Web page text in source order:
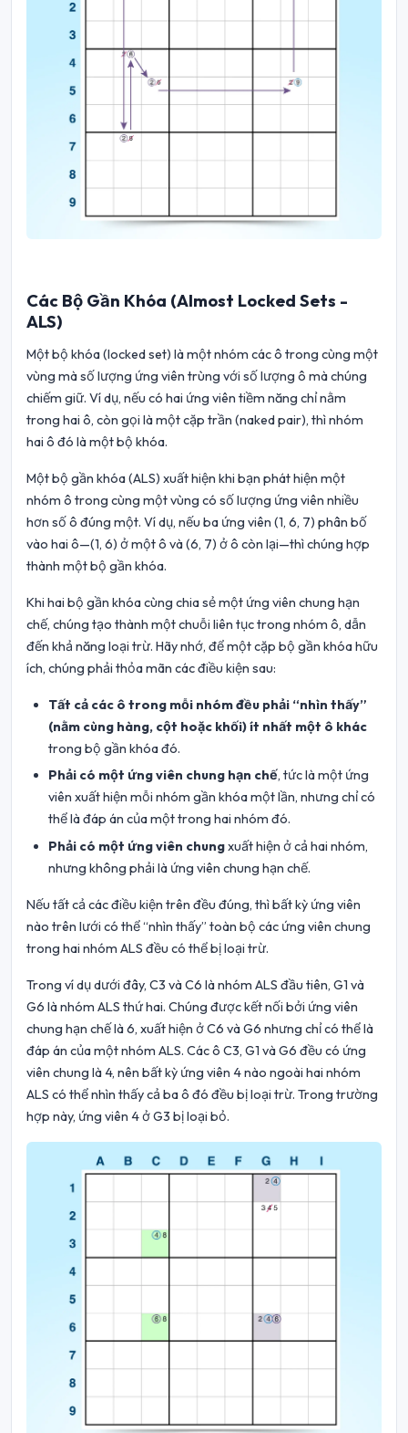
Các Bộ Gần Khóa (Almost Locked Sets -
ALS)
Một bộ khóa (locked set) là một nhóm các ô trong cùng một
vùng mà số lượng ứng viên trùng với số lượng ô mà chúng
chiếm giữ. Ví dụ, nếu có hai ứng viên tiềm năng chỉ nằm
trong hai ô, còn gọi là một cặp trần (naked pair), thì nhóm
hai ô đó là một bộ khóa.
Một bộ gần khóa (ALS) xuất hiện khi bạn phát hiện một
nhóm ô trong cùng một vùng có số lượng ứng viên nhiều
hơn số ô đúng một. Ví dụ, nếu ba ứng viên (1, 6, 7) phân bố
vào hai ô—(1, 6) ở một ô và (6, 7) ở ô còn lại—thì chúng hợp
thành một bộ gần khóa.
Khi hai bộ gần khóa cùng chia sẻ một ứng viên chung hạn
chế, chúng tạo thành một chuỗi liên tục trong nhóm ô, dẫn
đến khả năng loại trừ. Hãy nhớ, để một cặp bộ gần khóa hữu
ích, chúng phải thỏa mãn các điều kiện sau:
Tất cả các ô trong mỗi nhóm đều phải “nhìn thấy”
(nằm cùng hàng, cột hoặc khối) ít nhất một ô khác
trong bộ gần khóa đó.
Phải có một ứng viên chung hạn chế, tức là một ứng
viên xuất hiện mỗi nhóm gần khóa một lần, nhưng chỉ có
thể là đáp án của một trong hai nhóm đó.
Phải có một ứng viên chungxuất hiện ở cả hai nhóm,
nhưng không phải là ứng viên chung hạn chế.
Nếu tất cả các điều kiện trên đều đúng, thì bất kỳ ứng viên
nào trên lưới có thể “nhìn thấy” toàn bộ các ứng viên chung
trong hai nhóm ALS đều có thể bị loại trừ.
Trong ví dụ dưới đây, C3 và C6 là nhóm ALS đầu tiên, G1 và
G6 là nhóm ALS thứ hai. Chúng được kết nối bởi ứng viên
chung hạn chế là 6, xuất hiện ở C6 và G6 nhưng chỉ có thể là
đáp án của một nhóm ALS. Các ô C3, G1 và G6 đều có ứng
viên chung là 4, nên bất kỳ ứng viên 4 nào ngoài hai nhóm
ALS có thể nhìn thấy cả ba ô đó đều bị loại trừ. Trong trường
hợp này, ứng viên 4 ở G3 bị loại bỏ.